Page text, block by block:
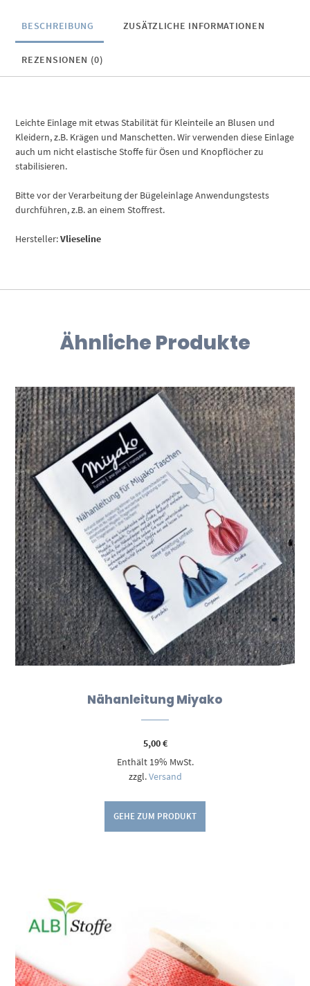
BESCHREIBUNG ZUSÄTZLICHE INFORMATIONEN
REZENSIONEN (0)
Leichte Einlage mit etwas Stabilität für Kleinteile an Blusen und
Kleidern, z.B. Krägen und Manschetten. Wir verwenden diese Einlage
auch um nicht elastische Stoffe für Ösen und Knopflöcher zu
stabilisieren.
Bitte vor der Verarbeitung der Bügeleinlage Anwendungstests
durchführen, z.B. an einem Stoffrest.
Hersteller:Vlieseline
Ähnliche Produkte
Nähanleitung Miyako
5,00€
Enthält 19% MwSt.
zzgl.Versand
GEHE ZUM PRODUKT